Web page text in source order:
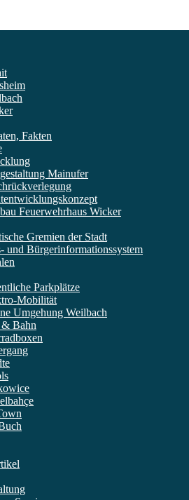
Fakten
Mainufer
Feuerwehrhaus Wicker
Gremien der Stadt
und Bürgerinformationssystem
Parkplätze
Mobilität
Umgehung Weilbach
Bahn